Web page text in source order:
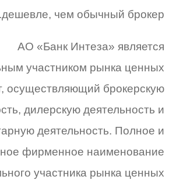
дешевле, чем обычный брокер.
АО «Банк Интеза» является
участником рынка ценных
осуществляющий брокерскую
дилерскую деятельность и
деятельность. Полное и
фирменное наименование
участника рынка ценных